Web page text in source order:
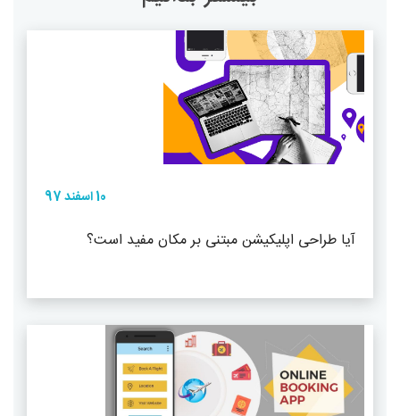
10 اسفند 97
آیا طراحی اپلیکیشن مبتنی بر مکان مفید است؟